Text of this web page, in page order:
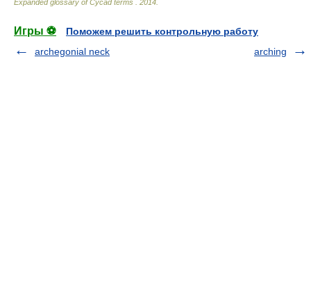
Expanded glossary of Cycad terms 2014
Игры ⚽
Поможем решить контрольную работу
archegonial neck
arching